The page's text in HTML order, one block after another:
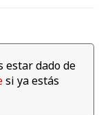
estar dado de
si ya estás